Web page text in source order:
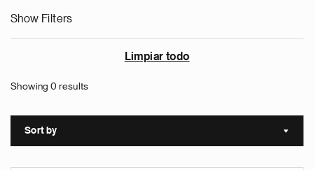
Show Filters
Limpiar todo
Showing 0 results
Sort by Sort